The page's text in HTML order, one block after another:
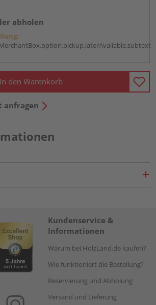
abholen
In den Warenkorb
anfragen
Kundenservice &
Informationen
Warum bei HolzLand.de kaufen?
Wie funktioniert die Bestellung?
Reservierung und Abholung
Versand und Lieferung